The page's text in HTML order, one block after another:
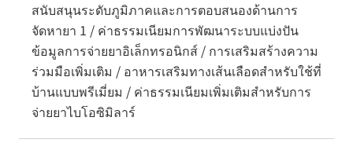
สนับสนุนระดับภูมิภาคและการตอบสนองด้านการ
จัดหายา 1 / ค่าธรรมเนียมการพัฒนาระบบแบ่งปัน
ข้อมูลการจ่ายยาอิเล็กทรอนิกส์ / การเสริมสร้างความ
ร่วมมือเพิ่มเติม / อาหารเสริมทางเส้นเลือดสำหรับใช้ที่
บ้านแบบพรีเมี่ยม / ค่าธรรมเนียมเพิ่มเติมสำหรับการ
จ่ายยาไบโอซิมิลาร์